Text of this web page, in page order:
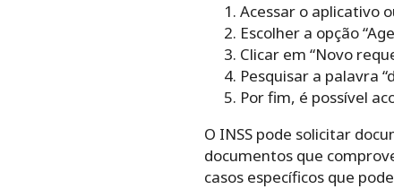
Acessar o aplicativo
Escolher a opção
Clicar em “Novo
Pesquisar a palavra
Por fim, é possível
O INSS pode solicitar
documentos que
casos específicos que